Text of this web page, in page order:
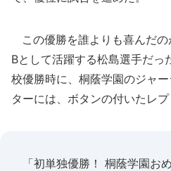
この優勝を誰よりも喜んだ
Bとして活躍する松島選手だっ
校優勝時に、桐蔭学園のジャ
ターには、ボタンの付いたレプ
「初単独優勝！ 桐蔭学園お